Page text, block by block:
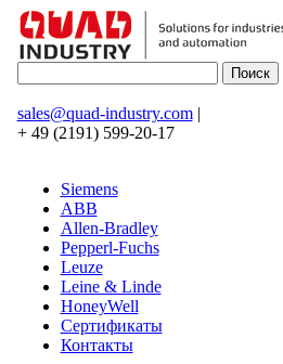
sales@quad-industry.com|
+ 49 (2191) 599-20-17
Siemens
ABB
Allen-Bradley
Pepperl-Fuchs
Leuze
Leine & Linde
HoneyWell
Сертификаты
Контакты